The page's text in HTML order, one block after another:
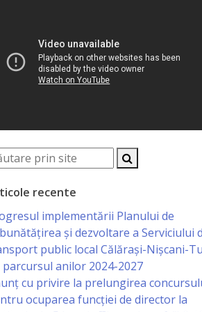
recente
implementării Planului de
și dezvoltare a Serviciului
public local Călărași-Nișcani-
parcursul anilor 2024-2027
cu privire la prelungirea
ocuparea funcţiei de director la